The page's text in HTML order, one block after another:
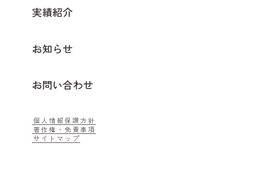
実績紹介
お知らせ
お問い合わせ
個人情報保護方針
著作権・免責事項
サイトマップ